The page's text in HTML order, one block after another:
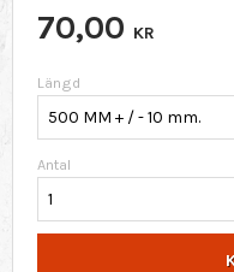
70,00 KR
Längd
Antal